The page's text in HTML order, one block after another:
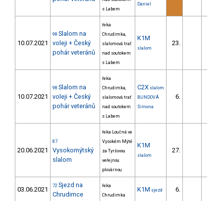
s Labem
Daniel
10.07.2021
98 Slalom na
voleji + Český
pohár veteránů
řeka
Chrudimka,
slalomová trať
nad soutokem
s Labem
K1M
slalom
23.
10.07.2021
98 Slalom na
voleji + Český
pohár veteránů
řeka
Chrudimka,
slalomová trať
nad soutokem
s Labem
C2X slalom
BUNDOVÁ
Simona
6.
20.06.2021
87
Vysokomýtský
slalom
řeka Loučná ve
Vysokém Mýtě
za Tyršovou
veřejnou
plovárnou
K1M
slalom
27.
03.06.2021 72 Sjezd na
Chrudimce
řeka
Chrudimka
K1M sjezd 6.